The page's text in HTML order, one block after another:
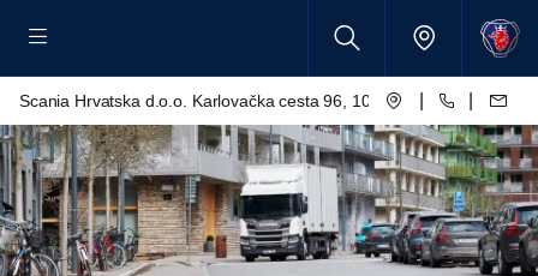
Scania Hrvatska d.o.o. Karlovačka cesta 96, 10250 Lučko